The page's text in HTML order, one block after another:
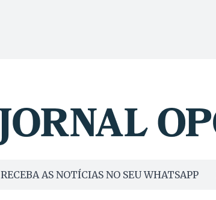
RECEBA AS NOTÍCIAS NO SEU WHATSAPP